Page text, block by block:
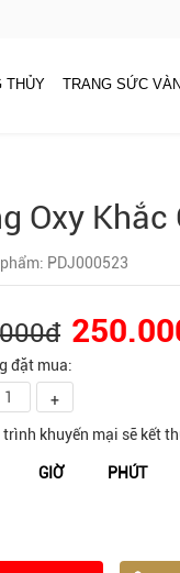
THỦY TRANG SỨC
Oxy Khắc
PDJ000523
đặt mua:
+
trình khuyến mại sẽ kết
GIỜ PHÚT